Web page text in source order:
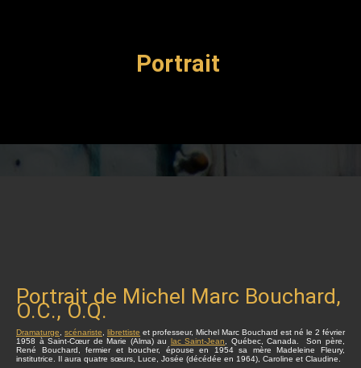
Portrait
Portrait de Michel Marc Bouchard,
O.C., O.Q.
Dramaturge scénariste librettiste et professeur, Michel Marc Bouchard est né le 2 février
1958 à Saint-Cœur de Marie (Alma) au lac Saint-Jean
, Québec, Canada. Son père,
René Bouchard, fermier et boucher, épouse en 1954 sa mère Madeleine Fleury,
institutrice. Il aura quatre sœurs, Luce, Josée (décédée en 1964), Caroline et Claudine.